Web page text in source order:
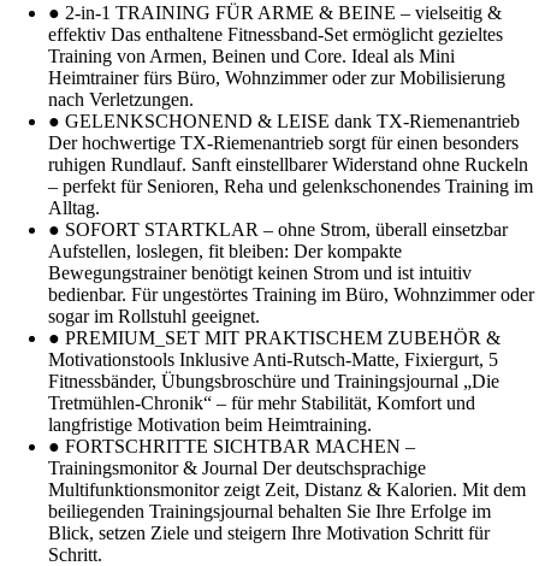
● 2-in-1 TRAINING FÜR ARME & BEINE – vielseitig &
effektiv Das enthaltene Fitnessband-Set ermöglicht gezieltes
Training von Armen, Beinen und Core. Ideal als Mini
Heimtrainer fürs Büro, Wohnzimmer oder zur Mobilisierung
nach Verletzungen.
● GELENKSCHONEND & LEISE dank TX-Riemenantrieb
Der hochwertige TX-Riemenantrieb sorgt für einen besonders
ruhigen Rundlauf. Sanft einstellbarer Widerstand ohne Ruckeln
– perfekt für Senioren, Reha und gelenkschonendes Training im
Alltag.
● SOFORT STARTKLAR – ohne Strom, überall einsetzbar
Aufstellen, loslegen, fit bleiben: Der kompakte
Bewegungstrainer benötigt keinen Strom und ist intuitiv
bedienbar. Für ungestörtes Training im Büro, Wohnzimmer oder
sogar im Rollstuhl geeignet.
● PREMIUM_SET MIT PRAKTISCHEM ZUBEHÖR &
Motivationstools Inklusive Anti-Rutsch-Matte, Fixiergurt, 5
Fitnessbänder, Übungsbroschüre und Trainingsjournal „Die
Tretmühlen-Chronik“ – für mehr Stabilität, Komfort und
langfristige Motivation beim Heimtraining.
● FORTSCHRITTE SICHTBAR MACHEN –
Trainingsmonitor & Journal Der deutschsprachige
Multifunktionsmonitor zeigt Zeit, Distanz & Kalorien. Mit dem
beiliegenden Trainingsjournal behalten Sie Ihre Erfolge im
Blick, setzen Ziele und steigern Ihre Motivation Schritt für
Schritt.